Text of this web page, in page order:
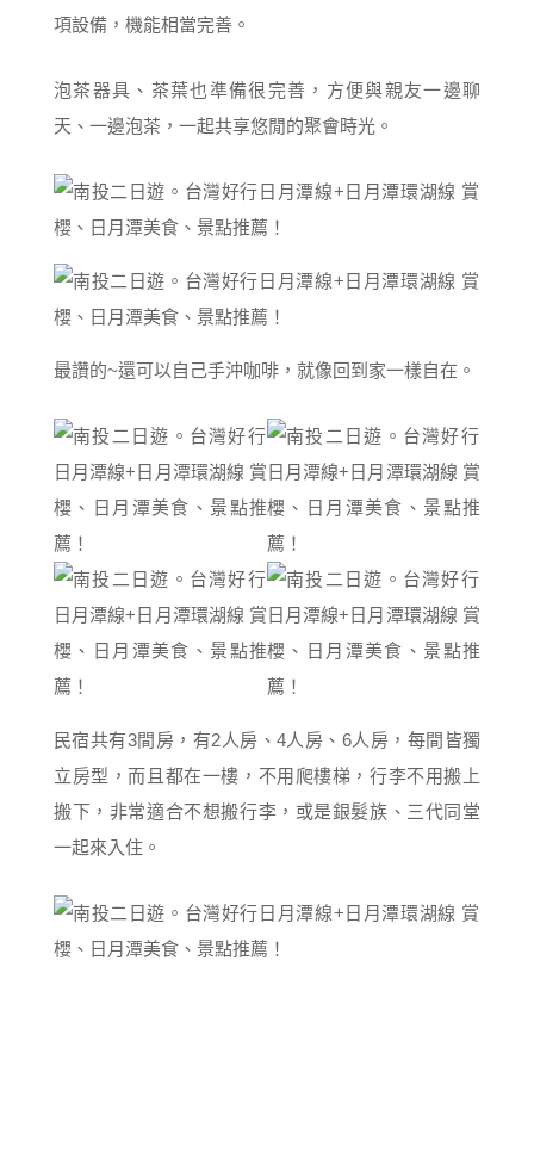
項設備，機能相當完善。
泡茶器具、茶葉也準備很完善，方便與親友一邊聊
天、一邊泡茶，一起共享悠閒的聚會時光。
最讚的~還可以自己手沖咖啡，就像回到家一樣自在。
民宿共有3間房，有2人房、4人房、6人房，每間皆獨
立房型，而且都在一樓，不用爬樓梯，行李不用搬上
搬下，非常適合不想搬行李，或是銀髮族、三代同堂
一起來入住。